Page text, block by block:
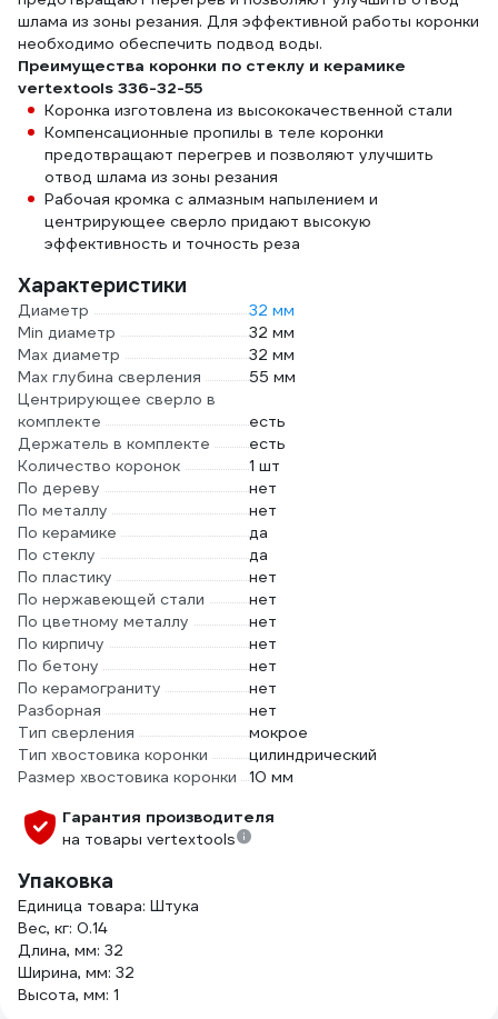
шлама из зоны резания. Для эффективной работы коронки
необходимо обеспечить подвод воды.
Преимущества коронки по стеклу и керамике
vertextools 336-32-55
Коронка изготовлена из высококачественной стали
Компенсационные пропилы в теле коронки
предотвращают перегрев и позволяют улучшить
отвод шлама из зоны резания
Рабочая кромка с алмазным напылением и
центрирующее сверло придают высокую
эффективность и точность реза
Характеристики
Диаметр
32 мм
Min диаметр
32 мм
Max диаметр
32 мм
Max глубина сверления
55 мм
Центрирующее сверло в
комплекте
есть
Держатель в комплекте
есть
Количество коронок
1 шт
По дереву
нет
По металлу
нет
По керамике
да
По стеклу
да
По пластику
нет
По нержавеющей стали
нет
По цветному металлу
нет
По кирпичу
нет
По бетону
нет
По керамограниту
нет
Разборная
нет
Тип сверления
мокрое
Тип хвостовика коронки
цилиндрический
Размер хвостовика коронки
10 мм
Гарантия производителя
на товары vertextools
Упаковка
Единица товара: Штука
Вес, кг: 0.14
Длина, мм: 32
Ширина, мм: 32
Высота, мм: 1